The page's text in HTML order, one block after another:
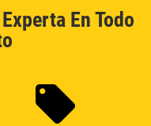
En Todo